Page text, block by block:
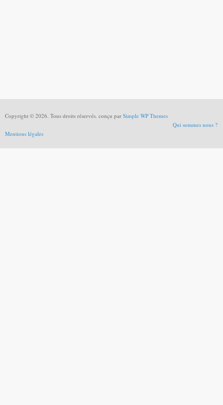
Copyright © 2026. Tous droits réservés. conçu par Simple WP Themes
Qui sommes nous ?
Mentions légales